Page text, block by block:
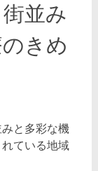
並み
きめ
と多彩な機
ている地域